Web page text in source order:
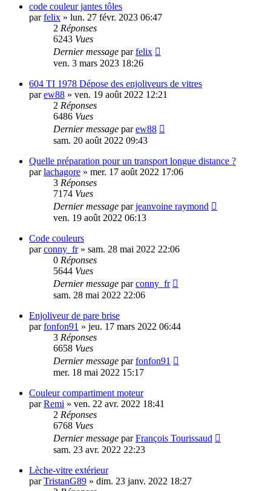
code couleur jantes tôles
parfelix » lun. 27 févr. 2023 06:47
2 Réponses
6243 Vues
Dernier message parfelix
ven. 3 mars 2023 18:26
604 TI 1978 Dépose des enjoliveurs de vitres
parew88 » ven. 19 août 2022 12:21
2 Réponses
6486 Vues
Dernier message parew88
sam. 20 août 2022 09:43
Quelle préparation pour un transport longue distance ?
parlachagore » mer. 17 août 2022 17:06
3 Réponses
7174 Vues
Dernier message parjeanvoine raymond
ven. 19 août 2022 06:13
Code couleurs
parconny_fr» sam. 28 mai 2022 22:06
0 Réponses
5644 Vues
Dernier message parconny_fr
sam. 28 mai 2022 22:06
Enjoliveur de pare brise
parfonfon91 » jeu. 17 mars 2022 06:44
3 Réponses
6658 Vues
Dernier message parfonfon91
mer. 18 mai 2022 15:17
Couleur compartiment moteur
parRemi » ven. 22 avr. 2022 18:41
2 Réponses
6768 Vues
Dernier message parFrançois Tourissaud
sam. 23 avr. 2022 22:23
Lèche-vitre extérieur
parTristanG89 » dim. 23 janv. 2022 18:27